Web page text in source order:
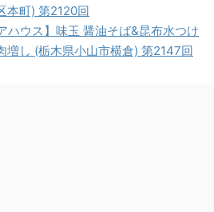
本町) 第2120回
ハウス】味玉 醤油そば&昆布水つけ
増し (栃木県小山市横倉) 第2147回